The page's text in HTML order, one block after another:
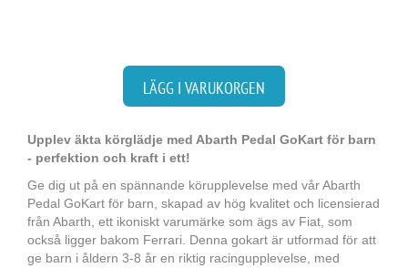
LÄGG I VARUKORGEN
Upplev äkta körglädje med Abarth Pedal GoKart för barn
- perfektion och kraft i ett!
Ge dig ut på en spännande körupplevelse med vår Abarth
Pedal GoKart för barn, skapad av hög kvalitet och licensierad
från Abarth, ett ikoniskt varumärke som ägs av Fiat, som
också ligger bakom Ferrari. Denna gokart är utformad för att
ge barn i åldern 3-8 år en riktig racingupplevelse, med